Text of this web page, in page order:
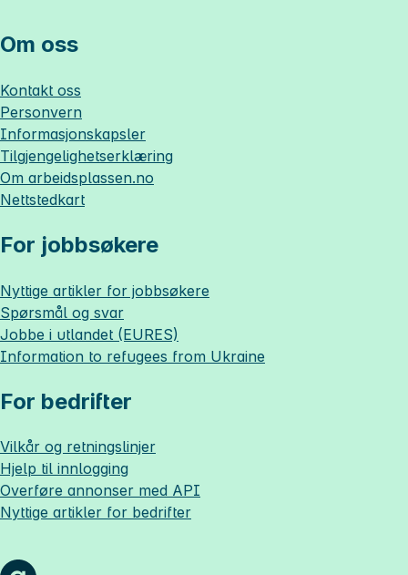
Om oss
Kontakt oss
Personvern
Informasjonskapsler
Tilgjengelighetserklæring
Om arbeidsplassen.no
Nettstedkart
For jobbsøkere
Nyttige artikler for jobbsøkere
Spørsmål og svar
Jobbe i utlandet (EURES)
Information to refugees from Ukraine
For bedrifter
Vilkår og retningslinjer
Hjelp til innlogging
Overføre annonser med API
Nyttige artikler for bedrifter